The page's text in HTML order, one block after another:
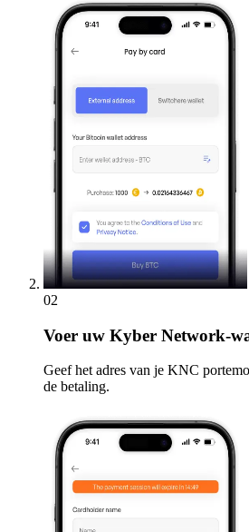
02
Voer uw Kyber Network-
Geef het adres van je KNC
de betaling.